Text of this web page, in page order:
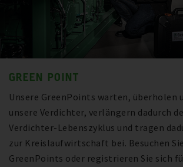
GREEN POINT
Unsere GreenPoints warten, überholen
unsere Verdichter, verlängern dadurch
Verdichter-Lebenszyklus und tragen
zur Kreislaufwirtschaft bei. Besuchen
GreenPoints oder registrieren Sie sich